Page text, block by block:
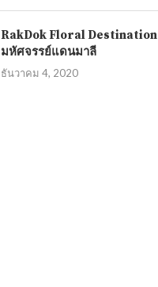
RakDok Floral Destination |
มหัศจรรย์แดนมาลี
ธันวาคม 4, 2020